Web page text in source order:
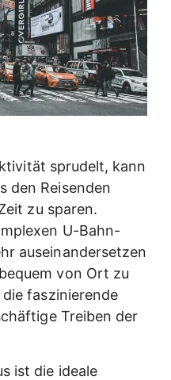
sprudelt, kann
den Reisenden
zu sparen.
U-Bahn-
auseinandersetzen
von Ort zu
faszinierende
Treiben der
ist die ideale